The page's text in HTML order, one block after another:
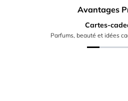
Avantages
Cartes-
Parfums, beauté et idées